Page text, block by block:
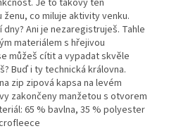
co miluje aktivity venku.
Ani je nezaregistruješ. Tahle
materiálem s hřejivou
můžeš cítit a vypadat skvěle
Buď i ty technická královna.
zip zipová kapsa na levém
zakončeny manžetou s otvorem
65 % bavlna, 35 % polyester